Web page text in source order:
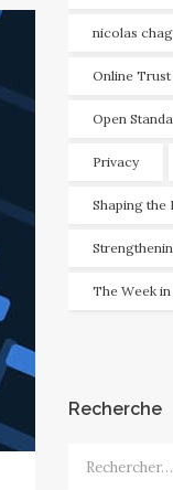
nicolas
Online Trust
Open
Privacy
Shaping the
The Week
Recherche
Rechercher :